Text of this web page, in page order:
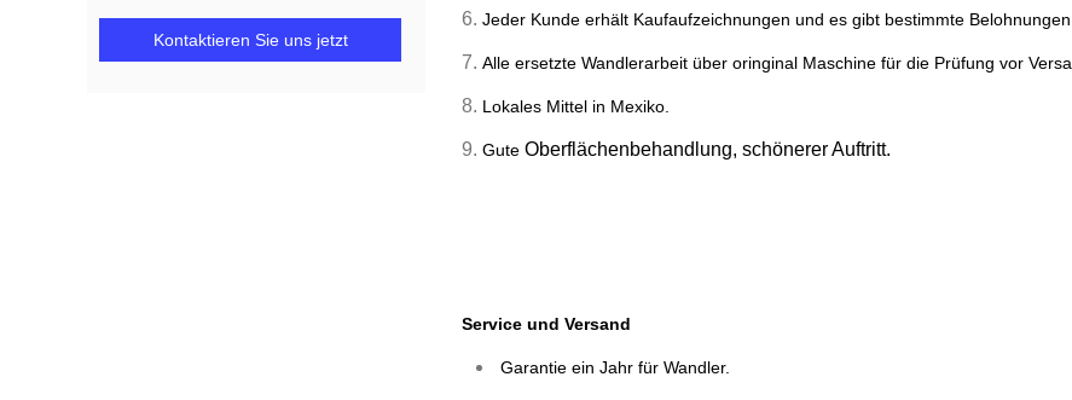
Kontaktieren Sie uns jetzt
6. Jeder Kunde erhält Kaufaufzeichnungen und es gibt bestimmte
7. Alle ersetzte Wandlerarbeit über oringinal Maschine für die Prüfung vor
8. Lokales Mittel in Mexiko.
9. Gute Oberflächenbehandlung, schönerer Auftritt.
Service und Versand
Garantie ein Jahr für Wandler.